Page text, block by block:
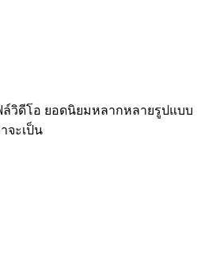
ล์วิดีโอ ยอดนิยมหลากหลายรูปแบบ
จะเป็น